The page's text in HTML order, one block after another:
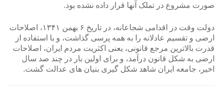
صورت مشروع در تملک آنها قرار داده نشده بود.
دولت وقت در اقدامی شجاعانه، در تاریخ ۶ بهمن ۱۳۴۱، اصلاحات
ارضی و تقسیم عادلانه را به همه پرسی گذاشت، و با استفاده از
قدرت بالاترین مرجع قانونی، یعنی اکثریت مردم ایران، اصلاحات
ارضی به شکل قانون درآمد، و برای اولین بار در چند صد سال
اخیر، جامعه ایران شاهد شکل گیری بنیان های عدالت گشت.